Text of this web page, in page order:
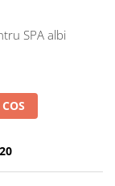
SPA albi